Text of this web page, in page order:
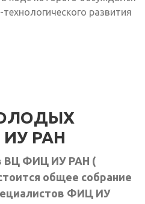
развития
РАН
ВЦ ФИЦ ИУ РАН (
общее собрание
ФИЦ ИУ